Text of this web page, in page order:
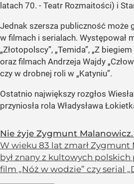
latach 70. - Teatr Rozmaitości) i
Jednak szersza publiczność może
w filmach i serialach. Występował
„Złotopolscy”, „Temida”, „Z
oraz filmach Andrzeja Wajdy
czy w drobnej roli w „Katyniu”.
Ostatnio największy rozgłos
przyniosła rola Władysława
Nie żyje Zygmunt
W wieku 83 lat zmarł Zygmunt
był znany z kultowych
film „Nóż w wodzie” czy serial